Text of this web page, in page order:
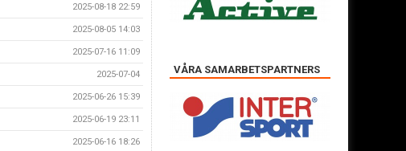
2025-08-18 22:59
2025-08-05 14:03
2025-07-16 11:09
2025-07-04
2025-06-26 15:39
2025-06-19 23:11
2025-06-16 18:26
VÅRA SAMARBETSPARTNERS